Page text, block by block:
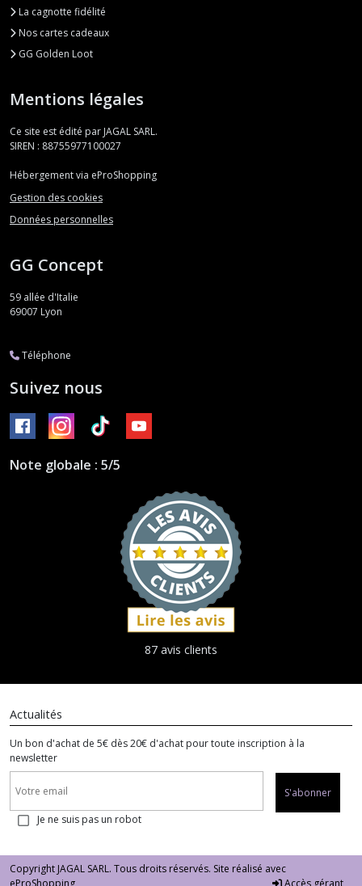
La cagnotte fidélité
Nos cartes cadeaux
GG Golden Loot
Mentions légales
Ce site est édité par JAGAL SARL.
SIREN : 88755977100027
Hébergement via eProShopping
Gestion des cookies
Données personnelles
GG Concept
59 allée d'Italie
69007 Lyon
Téléphone
Suivez nous
Note globale : 5/5
87 avis clients
Actualités
Un bon d'achat de 5€ dès 20€ d'achat pour toute inscription à la
newsletter
S'abonner
Je ne suis pas un robot
Copyright JAGAL SARL. Tous droits réservés. Site réalisé avec
eProShopping
Accès gérant